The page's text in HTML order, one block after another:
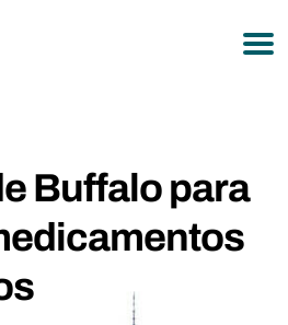
Buffalo para